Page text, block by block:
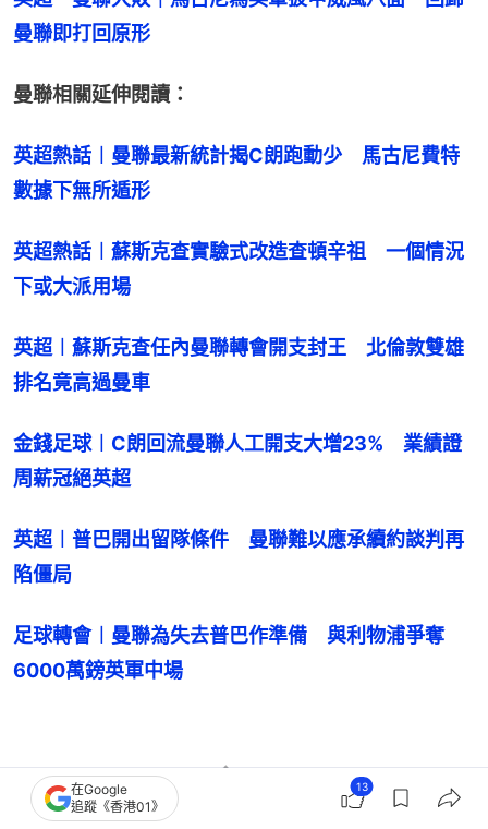
曼聯即打回原形
曼聯相關延伸閱讀：
英超熱話︱曼聯最新統計揭C朗跑動少　馬古尼費特
數據下無所遁形
英超熱話︱蘇斯克查實驗式改造查頓辛祖　一個情況
下或大派用場
英超︱蘇斯克查任內曼聯轉會開支封王　北倫敦雙雄
排名竟高過曼車
金錢足球︱C朗回流曼聯人工開支大增23%　業績證
周薪冠絕英超
英超︱普巴開出留隊條件　曼聯難以應承續約談判再
陷僵局
足球轉會︱曼聯為失去普巴作準備　與利物浦爭奪
6000萬鎊英軍中場
在Google
追蹤《香港01》
13